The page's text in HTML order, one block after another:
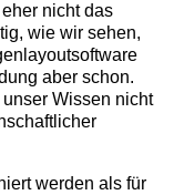
nicht das
wie wir sehen,
aber schon.
Wissen nicht
werden als für